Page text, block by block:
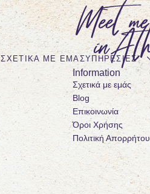
ΣΧΕΤΙΚΆ ΜΕ ΕΜΆΣΥΠΗΡΕΣΊΕΣ
Information
Σχετικά με εμάς
Blog
Επικοινωνία
Όροι Χρήσης
Πολιτική Απορρήτου